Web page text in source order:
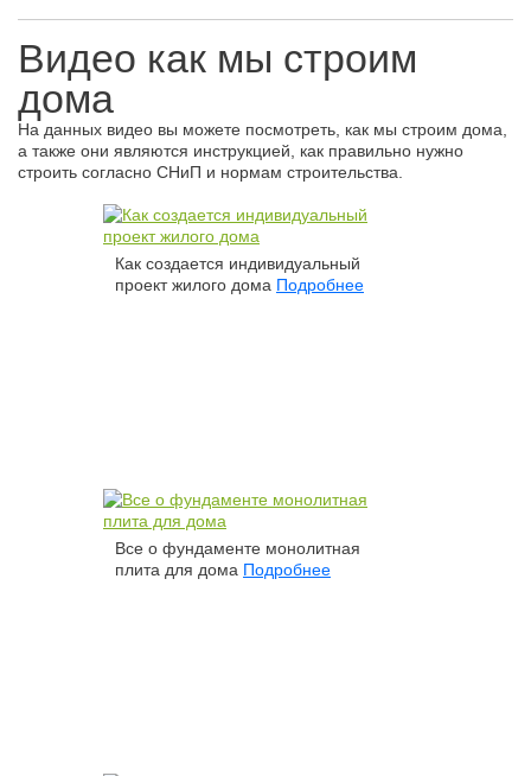
Видео как мы строим
дома
На данных видео вы можете посмотреть, как мы строим дома,
а также они являются инструкцией, как правильно нужно
строить согласно СНиП и нормам строительства.
Как создается индивидуальный
проект жилого дома Подробнее
Все о фундаменте монолитная
плита для дома Подробнее